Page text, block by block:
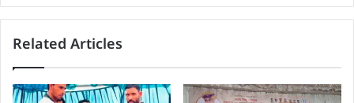
Related Articles